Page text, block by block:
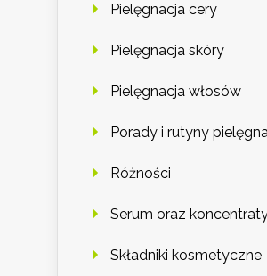
Pielęgnacja cery
Pielęgnacja skóry
Pielęgnacja włosów
Porady i rutyny
Różności
Serum oraz
Składniki kosmetyczne